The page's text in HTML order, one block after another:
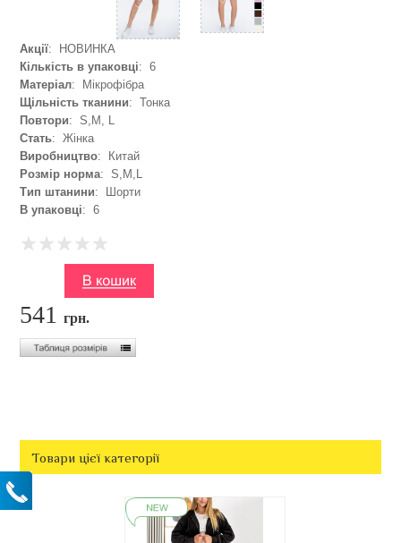
Акції: НОВИНКА
Кількість в упаковці: 6
Матеріал: Мікрофібра
Щільність тканини: Тонка
Повтори: S,M, L
Стать: Жінка
Виробництво: Китай
Розмір норма: S,M,L
Тип штанини: Шорти
В упаковці: 6
541грн.
Товари цієї категорії